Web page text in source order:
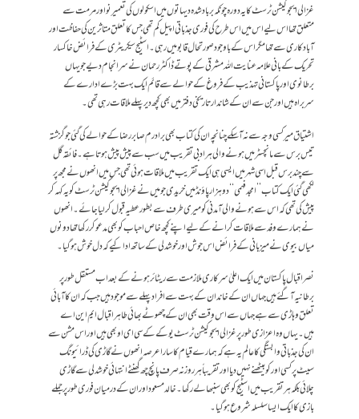
غزالی ایجوکیشن ٹرسٹ کا یہ دورہ چونکہ برباد شدہ دیہاتوں میں اسکولوں کی تعمیر نو اور مرمت سے
متعلق تھا اس لیے اس میں اس طرح کی فوری جذباتی اپیل کم تھی جس کا تعلق متاثرین کی حفاظت اور
آبادکاری سے تھا مگر اس کے باوجود صورتحال قابو میں رہی۔ اسٹیج سیکریٹری کے فرائض خاکسار
تحریک کے بانی علامہ عنایت اللہ مشرقی کے پوتے ڈاکٹر رحمان نے سرانجام دیے جو یہاں
برطانوی اور پاکستانی تہذیب کے فروغ کے حوالے سے قائم ایک بہت بڑے ادارے کے
سربراہ ہیں اور جن سے ان کے شاندار تاریخی دفتر میں بھی کچھ دیر پہلے ملاقات رہی تھی۔
اشتیاق میر کسی وجہ سے نہ آ سکے چنانچہ ان کی کتاب بھی برادرم صابر رضا کے حوالے کی گئی جو گزشتہ
تیس برس سے مانچسٹر میں ہونے والی ہر ادبی تقریب میں سب سے پیش پیش ہوتا ہے۔ فائقہ گل
سے چند برس قبل اسی شہر میں ایسی ہی ایک تقریب میں ملاقات ہوئی تھی جس میں انھوں نے مجھ پر
لکھی گئی ایک کتاب ’’امجد فہمی‘‘ دو ہزار پاؤنڈ میں خریدی جو میں نے غزالی ایجوکیشن ٹرسٹ کو یہ کہہ کر
پیش کی تھی کہ اس سے ہونے والی آمدنی کو میری طرف سے بطور عطیہ قبول کر لیا جائے۔انھوں
نے ہمارے وفد سے ملاقات کرانے کے لیے اپنے کچھ خاص احباب کو بھی مدعو کر رکھا تھا دونوں
میاں بیوی نے میزبانی کے فرائض اس جوش اور خوشدلی کے ساتھ ادا کیے کہ دل خوش ہو گیا۔
نصر اقبال پاکستان میں ایک اعلیٰ سرکاری ملازمت سے ریٹائر ہونے کے بعد اب مستقل طور پر
برطانیہ آ گئے ہیں جہاں ان کے خاندان کے بہت سے افراد پہلے سے موجود ہیں جب کہ ان کا آبائی
تعلق وہاڑی سے ہے جہاں سے اس وقت بھی ان کے چھوٹے بھائی طاہر اقبال ایم این اے
ہیں۔ یہاں وہ اعزازی طور پر غزالی ایجوکیشن ٹرسٹ یو کے کے سی ای او بھی ہیں اور اس مشن سے
ان کی جذباتی وابستگی کا عالم یہ ہے کہ ہمارے قیام کا سارا عرصہ انھوں نے گاڑی کی ڈرائیونگ
سیٹ پر کسی اور کو بیٹھنے نہیں دیا اور تقریباً ہر روز نہ صرف پانچ چھ گھنٹے انتہائی خوشدلی سے گاڑی
چلائی بلکہ ہر تقریب میں اسٹیج کو بھی سنبھالے رکھا۔ خالد مسعود اور ان کے درمیان فوری طور پر جملے
بازی کا ایک ایسا سلسلہ شروع ہو گیا۔